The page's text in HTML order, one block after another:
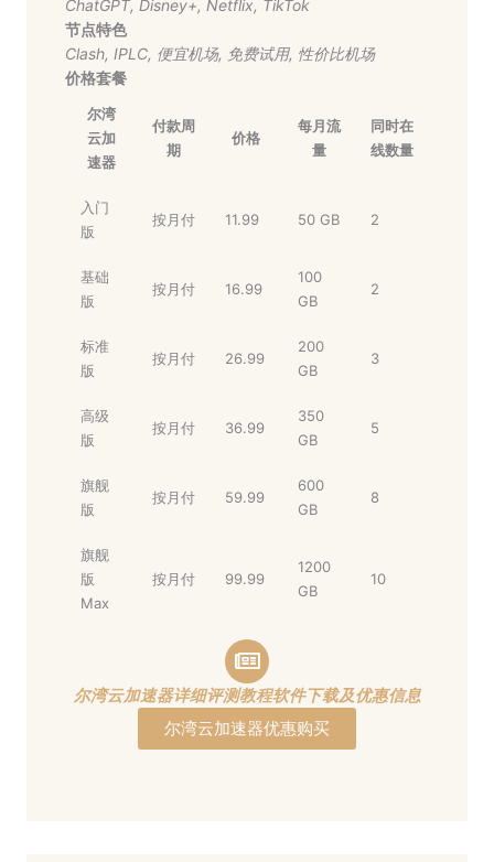
ChatGPT, Disney+, Netflix, TikTok
节点特色
Clash, IPLC, 便宜机场, 免费试用, 性价比机场
价格套餐
尔湾
云加
速器
付款周
期
价格
每月流
量
同时在
线数量
入门
版
按月付 11.99 50 GB 2
基础
版
按月付 16.99
100
GB
2
标准
版
按月付 26.99
200
GB
3
高级
版
按月付 36.99
350
GB
5
旗舰
版
按月付 59.99
600
GB
8
旗舰
版
Max
按月付 99.99
1200
GB
10
尔湾云加速器详细评测教程软件下载及优惠信息
尔湾云加速器优惠购买